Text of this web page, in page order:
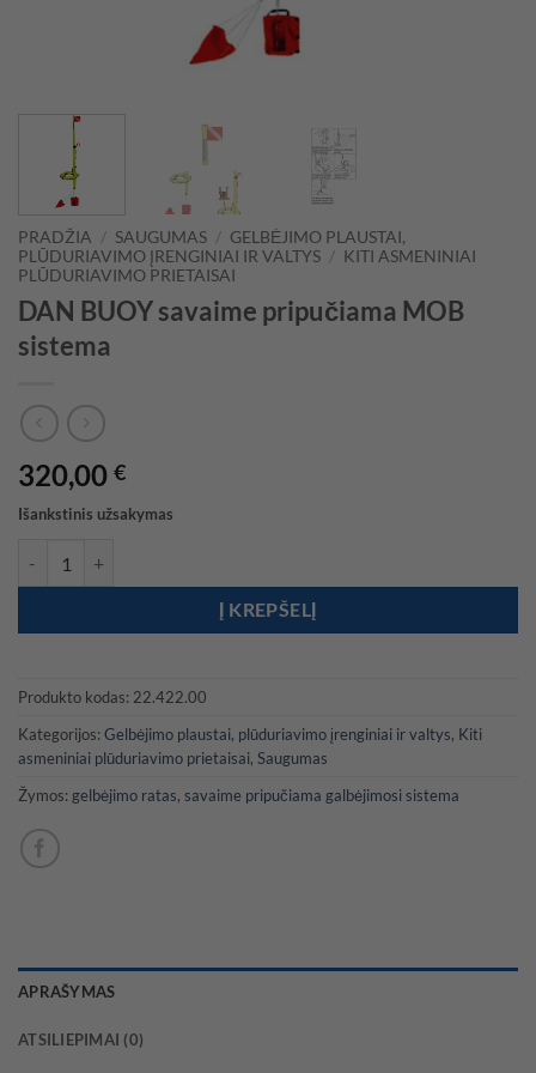
PRADŽIA / SAUGUMAS / GELBĖJIMO PLAUSTAI,
PLŪDURIAVIMO ĮRENGINIAI IR VALTYS / KITI ASMENINIAI
PLŪDURIAVIMO PRIETAISAI
DAN BUOY savaime pripučiama MOB
sistema
320,00 €
Išankstinis užsakymas
Į KREPŠELĮ
Produkto kodas: 22.422.00
Kategorijos: Gelbėjimo plaustai, plūduriavimo įrenginiai ir valtys, Kiti
asmeniniai plūduriavimo prietaisai, Saugumas
Žymos: gelbėjimo ratas, savaime pripučiama galbėjimosi sistema
APRAŠYMAS
ATSILIEPIMAI (0)